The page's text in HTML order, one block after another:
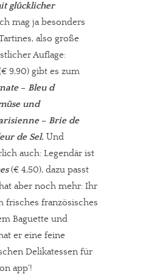
glücklicher
mag ja besonders
also große
Auflage:
9,90) gibt es zum
– Bleu d
und
– Brie de
de Sel. Und
auch: Legendär ist
(€ 4,50), dazu passt
aber noch mehr: Ihr
frisches französisches
Baguette und
er eine feine
Delikatessen für
app‘!